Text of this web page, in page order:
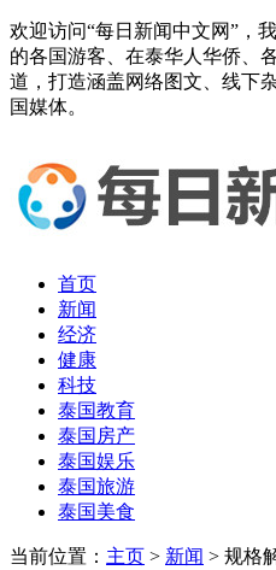
欢迎访问“每日新闻中文网”，
的各国游客、在泰华人华侨、
道，打造涵盖网络图文、线下
国媒体。
首页
新闻
经济
健康
科技
泰国教育
泰国房产
泰国娱乐
泰国旅游
泰国美食
当前位置： 主页 > 新闻 > 规格